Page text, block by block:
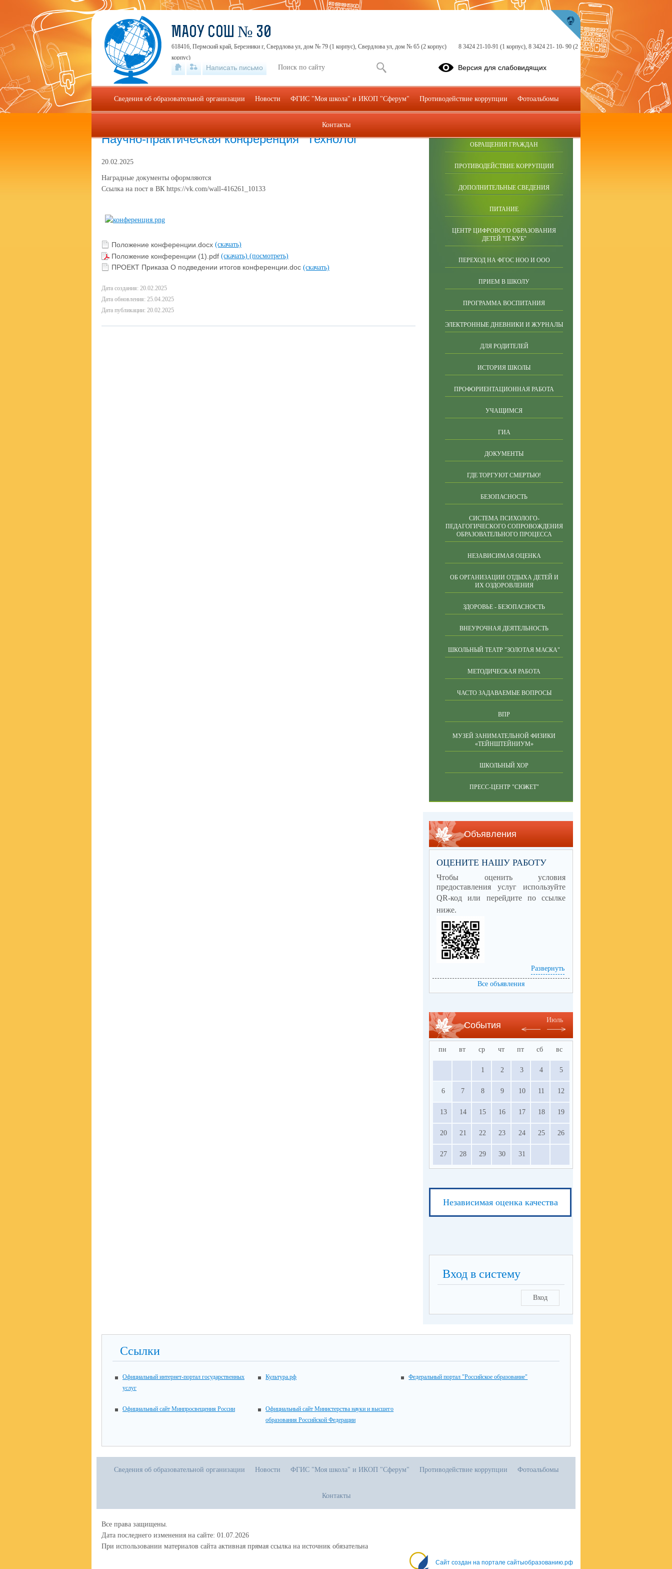
Новости/Мероприятия
Научно-практическая конференция "ТехноЛог"
20.02.2025
Наградные документы оформляются
Ссылка на пост в ВК https://vk.com/wall-416261_10133
Положение конференции.docx (скачать)
Положение конференции (1).pdf (скачать) (посмотреть)
ПРОЕКТ Приказа О подведении итогов конференции.doc (скачать)
Дата создания: 20.02.2025
Дата обновления: 25.04.2025
Дата публикации: 20.02.2025
ОБРАЩЕНИЯ ГРАЖДАН
ПРОТИВОДЕЙСТВИЕ КОРРУПЦИИ
ДОПОЛНИТЕЛЬНЫЕ СВЕДЕНИЯ
ПИТАНИЕ
ЦЕНТР ЦИФРОВОГО ОБРАЗОВАНИЯ
ДЕТЕЙ "IT-КУБ"
ПЕРЕХОД НА ФГОС НОО И ООО
ПРИЕМ В ШКОЛУ
ПРОГРАММА ВОСПИТАНИЯ
ЭЛЕКТРОННЫЕ ДНЕВНИКИ И ЖУРНАЛЫ
ДЛЯ РОДИТЕЛЕЙ
ИСТОРИЯ ШКОЛЫ
ПРОФОРИЕНТАЦИОННАЯ РАБОТА
УЧАЩИМСЯ
ГИА
ДОКУМЕНТЫ
ГДЕ ТОРГУЮТ СМЕРТЬЮ!
БЕЗОПАСНОСТЬ
СИСТЕМА ПСИХОЛОГО-
ПЕДАГОГИЧЕСКОГО СОПРОВОЖДЕНИЯ
ОБРАЗОВАТЕЛЬНОГО ПРОЦЕССА
НЕЗАВИСИМАЯ ОЦЕНКА
ОБ ОРГАНИЗАЦИИ ОТДЫХА ДЕТЕЙ И
ИХ ОЗДОРОВЛЕНИЯ
ЗДОРОВЬЕ - БЕЗОПАСНОСТЬ
ВНЕУРОЧНАЯ ДЕЯТЕЛЬНОСТЬ
ШКОЛЬНЫЙ ТЕАТР "ЗОЛОТАЯ МАСКА"
МЕТОДИЧЕСКАЯ РАБОТА
ЧАСТО ЗАДАВАЕМЫЕ ВОПРОСЫ
ВПР
МУЗЕЙ ЗАНИМАТЕЛЬНОЙ ФИЗИКИ
«ТЕЙНШТЕЙНИУМ»
ШКОЛЬНЫЙ ХОР
ПРЕСС-ЦЕНТР "СЮЖЕТ"
Объявления
ОЦЕНИТЕ НАШУ РАБОТУ
Чтобы оценить условия
предоставления услуг используйте
QR-код или перейдите по ссылке
ниже.
https://bus.gov.ru/qrcode/rate/390114Развернуть
Все объявления
События
Июль
пн вт ср чт пт сб вс
1 2 3 4 5
6 7 8 9 10 11 12
13 14 15 16 17 18 19
20 21 22 23 24 25 26
27 28 29 30 31
Независимая оценка качества
Вход в систему
Вход
Ссылки
Официальный интернет-портал государственных
услуг
Культура.рф Федеральный портал "Российское образование"
Официальный сайт Минпросвещения России
Официальный сайт Министерства науки и высшего
образования Российской Федерации
МАОУ СОШ № 30
618416, Пермский край, Березники г, Свердлова ул, дом № 79 (1 корпус), Свердлова ул, дом № 65 (2 корпус)
8 3424 21-10-91 (1 корпус), 8 3424 21- 10- 90 (2
корпус)
Написать письмо Версия для слабовидящих
Сведения об образовательной организации Новости ФГИС "Моя школа" и ИКОП "Сферум" Противодействие коррупции Фотоальбомы
Контакты
Сведения об образовательной организации Новости ФГИС "Моя школа" и ИКОП "Сферум" Противодействие коррупции Фотоальбомы
Контакты
Все права защищены.
Дата последнего изменения на сайте: 01.07.2026
При использовании материалов сайта активная прямая ссылка на источник обязательна
Сайт создан на портале сайтыобразованию.рф